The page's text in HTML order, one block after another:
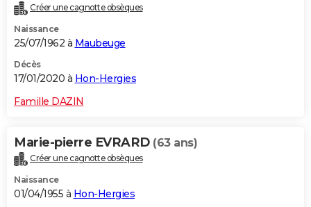
Créer une cagnotte obsèques
Naissance
25/07/1962 à Maubeuge
Décès
17/01/2020 à Hon-Hergies
Famille DAZIN
Marie-pierre EVRARD (63 ans)
Créer une cagnotte obsèques
Naissance
01/04/1955 à Hon-Hergies